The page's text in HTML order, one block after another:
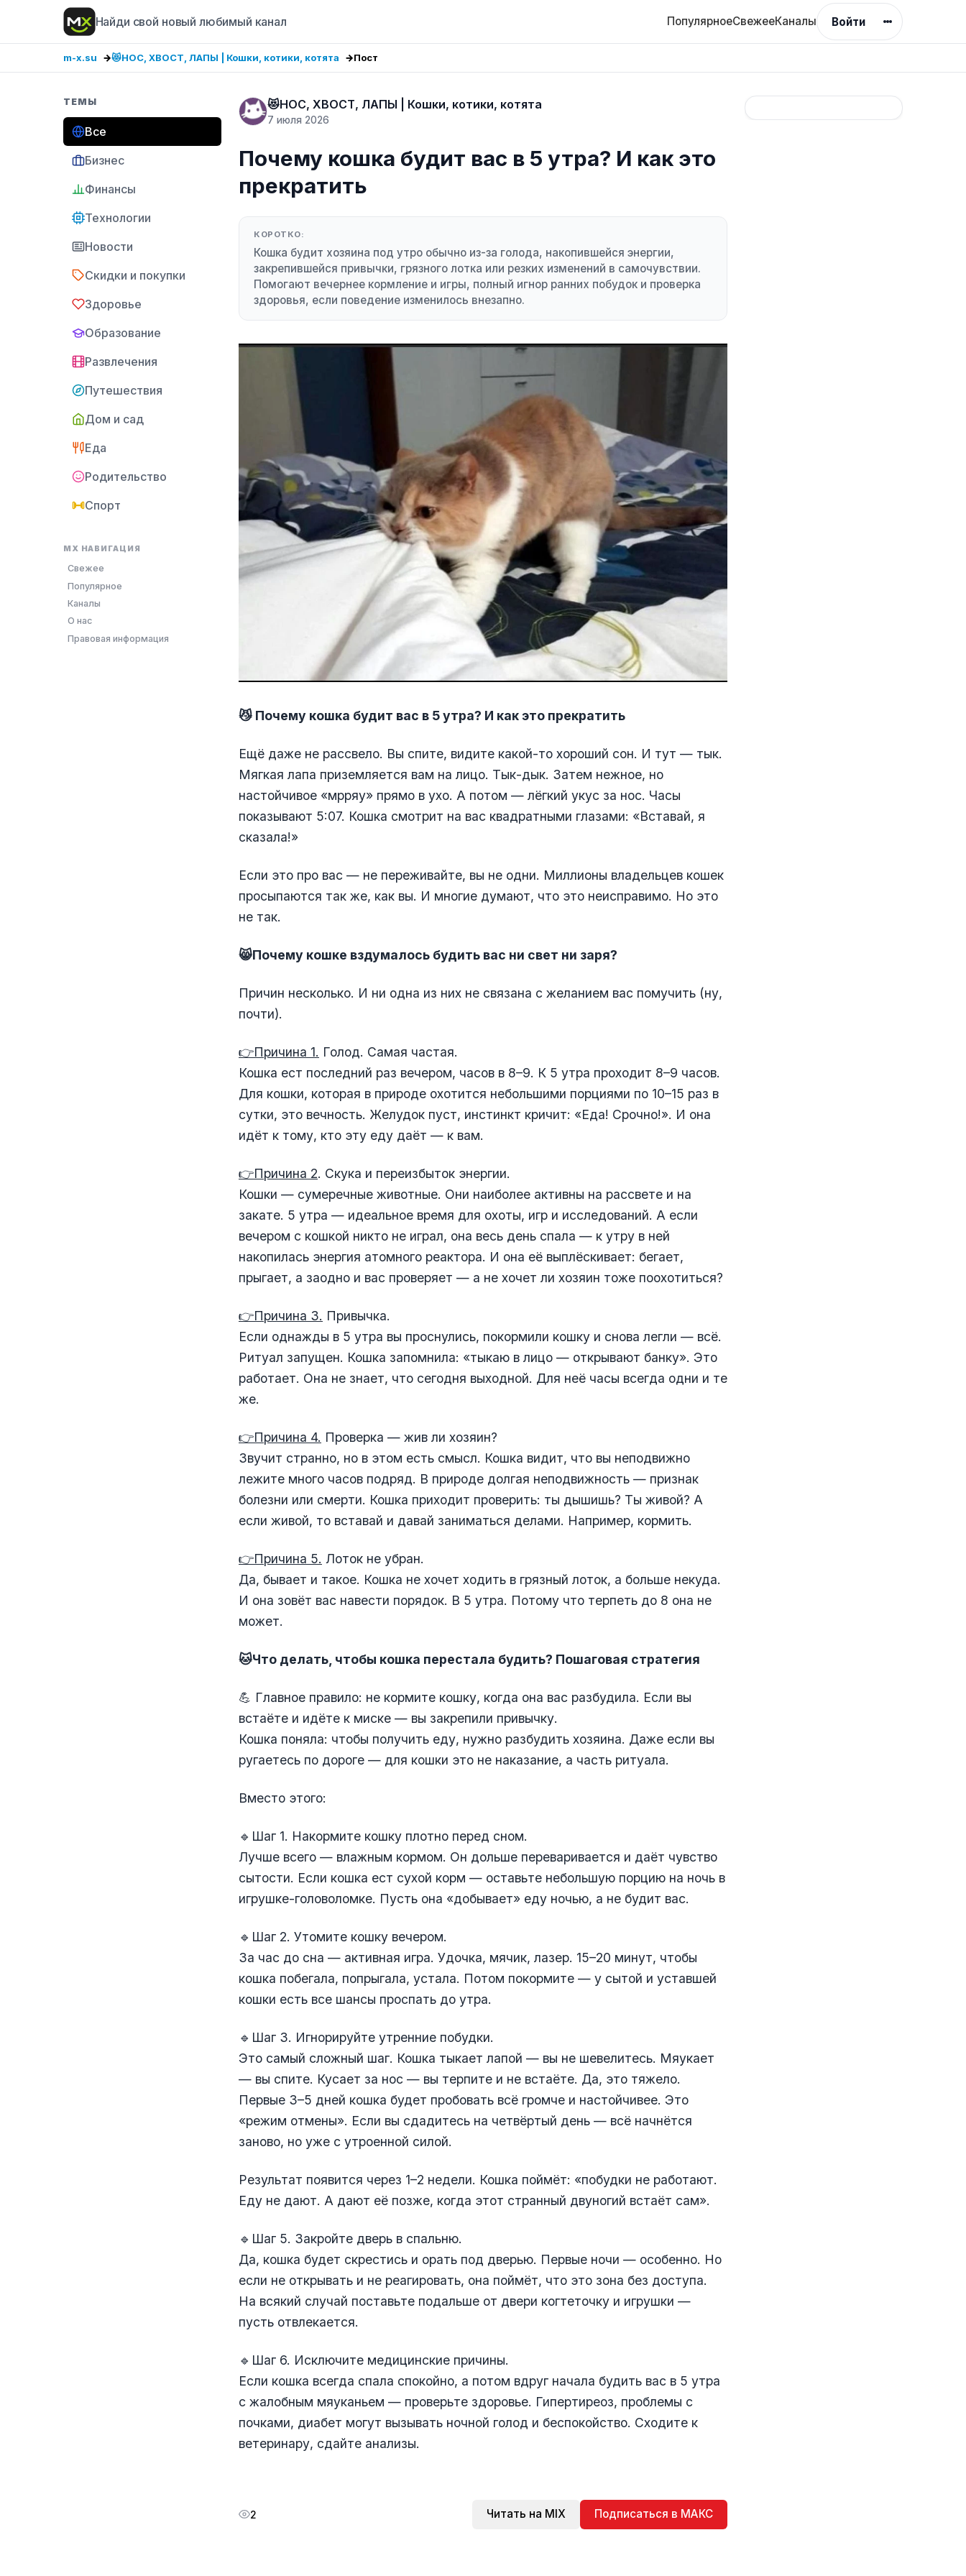
Найди свой новый любимый канал ПопулярноеСвежееКаналы Войти
m-x.su 😻НОС, ХВОСТ, ЛАПЫ | Кошки, котики, котята Пост
ТЕМЫ
Все
Бизнес
Финансы
Технологии
Новости
Скидки и покупки
Здоровье
Образование
Развлечения
Путешествия
Дом и сад
Еда
Родительство
Спорт
MX НАВИГАЦИЯ
Свежее
Популярное
Каналы
О нас
Правовая информация
😻НОС, ХВОСТ, ЛАПЫ | Кошки, котики, котята
7 июля 2026
Почему кошка будит вас в 5 утра? И как это
прекратить
КОРОТКО:
Кошка будит хозяина под утро обычно из-за голода, накопившейся энергии,
закрепившейся привычки, грязного лотка или резких изменений в самочувствии.
Помогают вечернее кормление и игры, полный игнор ранних побудок и проверка
здоровья, если поведение изменилось внезапно.
😼 Почему кошка будит вас в 5 утра? И как это прекратить
Ещё даже не рассвело. Вы спите, видите какой-то хороший сон. И тут — тык.
Мягкая лапа приземляется вам на лицо. Тык-дык. Затем нежное, но
настойчивое «мрряу» прямо в ухо. А потом — лёгкий укус за нос. Часы
показывают 5:07. Кошка смотрит на вас квадратными глазами: «Вставай, я
сказала!»
Если это про вас — не переживайте, вы не одни. Миллионы владельцев кошек
просыпаются так же, как вы. И многие думают, что это неисправимо. Но это
не так.
😸Почему кошке вздумалось будить вас ни свет ни заря?
Причин несколько. И ни одна из них не связана с желанием вас помучить (ну,
почти).
👉Причина 1. Голод. Самая частая.
Кошка ест последний раз вечером, часов в 8–9. К 5 утра проходит 8–9 часов.
Для кошки, которая в природе охотится небольшими порциями по 10–15 раз в
сутки, это вечность. Желудок пуст, инстинкт кричит: «Еда! Срочно!». И она
идёт к тому, кто эту еду даёт — к вам.
👉Причина 2. Скука и переизбыток энергии.
Кошки — сумеречные животные. Они наиболее активны на рассвете и на
закате. 5 утра — идеальное время для охоты, игр и исследований. А если
вечером с кошкой никто не играл, она весь день спала — к утру в ней
накопилась энергия атомного реактора. И она её выплёскивает: бегает,
прыгает, а заодно и вас проверяет — а не хочет ли хозяин тоже поохотиться?
👉Причина 3. Привычка.
Если однажды в 5 утра вы проснулись, покормили кошку и снова легли — всё.
Ритуал запущен. Кошка запомнила: «тыкаю в лицо — открывают банку». Это
работает. Она не знает, что сегодня выходной. Для неё часы всегда одни и те
же.
👉Причина 4. Проверка — жив ли хозяин?
Звучит странно, но в этом есть смысл. Кошка видит, что вы неподвижно
лежите много часов подряд. В природе долгая неподвижность — признак
болезни или смерти. Кошка приходит проверить: ты дышишь? Ты живой? А
если живой, то вставай и давай заниматься делами. Например, кормить.
👉Причина 5. Лоток не убран.
Да, бывает и такое. Кошка не хочет ходить в грязный лоток, а больше некуда.
И она зовёт вас навести порядок. В 5 утра. Потому что терпеть до 8 она не
может.
🐱Что делать, чтобы кошка перестала будить? Пошаговая стратегия
💪 Главное правило: не кормите кошку, когда она вас разбудила. Если вы
встаёте и идёте к миске — вы закрепили привычку.
Кошка поняла: чтобы получить еду, нужно разбудить хозяина. Даже если вы
ругаетесь по дороге — для кошки это не наказание, а часть ритуала.
Вместо этого:
🔹Шаг 1. Накормите кошку плотно перед сном.
Лучше всего — влажным кормом. Он дольше переваривается и даёт чувство
сытости. Если кошка ест сухой корм — оставьте небольшую порцию на ночь в
игрушке-головоломке. Пусть она «добывает» еду ночью, а не будит вас.
🔹Шаг 2. Утомите кошку вечером.
За час до сна — активная игра. Удочка, мячик, лазер. 15–20 минут, чтобы
кошка побегала, попрыгала, устала. Потом покормите — у сытой и уставшей
кошки есть все шансы проспать до утра.
🔹Шаг 3. Игнорируйте утренние побудки.
Это самый сложный шаг. Кошка тыкает лапой — вы не шевелитесь. Мяукает
— вы спите. Кусает за нос — вы терпите и не встаёте. Да, это тяжело.
Первые 3–5 дней кошка будет пробовать всё громче и настойчивее. Это
«режим отмены». Если вы сдадитесь на четвёртый день — всё начнётся
заново, но уже с утроенной силой.
Результат появится через 1–2 недели. Кошка поймёт: «побудки не работают.
Еду не дают. А дают её позже, когда этот странный двуногий встаёт сам».
🔹Шаг 5. Закройте дверь в спальню.
Да, кошка будет скрестись и орать под дверью. Первые ночи — особенно. Но
если не открывать и не реагировать, она поймёт, что это зона без доступа.
На всякий случай поставьте подальше от двери когтеточку и игрушки —
пусть отвлекается.
🔹Шаг 6. Исключите медицинские причины.
Если кошка всегда спала спокойно, а потом вдруг начала будить вас в 5 утра
с жалобным мяуканьем — проверьте здоровье. Гипертиреоз, проблемы с
почками, диабет могут вызывать ночной голод и беспокойство. Сходите к
ветеринару, сдайте анализы.
2 Читать на MIX Подписаться в МАКС